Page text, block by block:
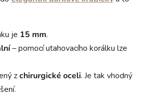
je 15 mm.
– pomocí utahovacího korálku lze
zchirurgické oceli. Je tak vhodný